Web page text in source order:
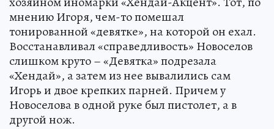
мнению Игоря, чем-то помешал
тонированной «девятке», на которой он ехал.
Восстанавливал «справедливость» Новоселов
слишком круто – «Девятка» подрезала
«Хендай», а затем из нее вывалились сам
Игорь и двое крепких парней. Причем у
Новоселова в одной руке был пистолет, а в
другой нож.